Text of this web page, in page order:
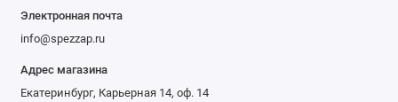
Электронная почта
info@spezzap.ru
Адрес магазина
Екатеринбург, Карьерная 14, оф. 14